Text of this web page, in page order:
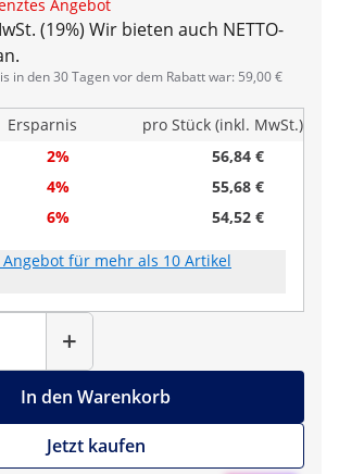
Angebot
(19%) Wir bieten auch NETTO-
in den 30 Tagen vor dem Rabatt war: 59,00 €
Ersparnis
pro Stück (inkl. MwSt.)
2%
56,84 €
4%
55,68 €
6% 54,52 €
für mehr als 10 Artikel
+
In den Warenkorb
Jetzt kaufen